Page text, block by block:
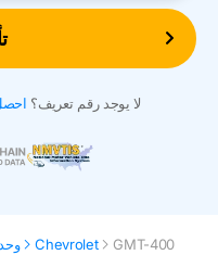
لا يوجد رقم تعريف؟
Chevrolet GMT-400